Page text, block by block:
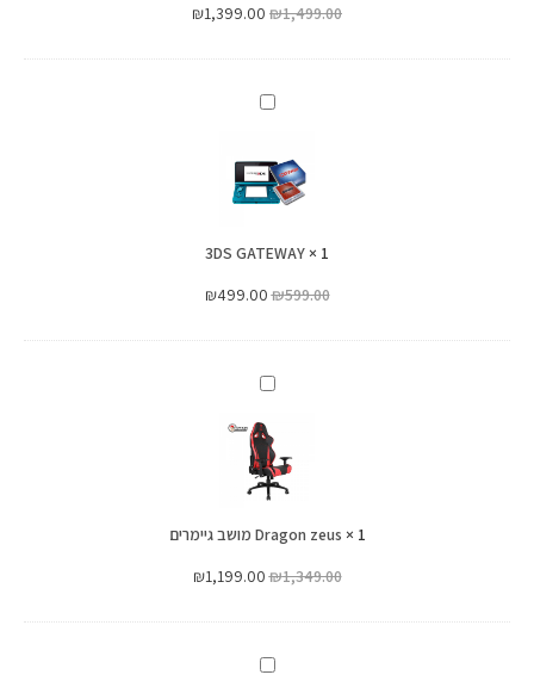
₪1,499.00
₪1,399.00
3DS
1
×
3DS GATEWAY
₪599.00
₪499.00
Dragon
מושב
גיימרים
1
× Dragon zeus מושב גיימרים
₪1,349.00
₪1,199.00
PS